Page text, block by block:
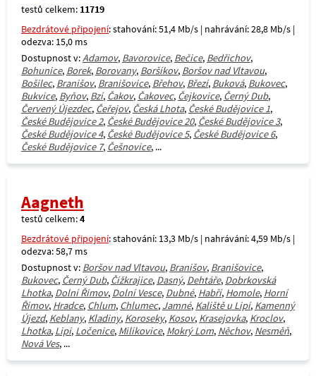
testů celkem: 11719
Bezdrátové připojení: stahování: 51,4 Mb/s | nahrávání: 28,8 Mb/s |
odezva: 15,0 ms
Dostupnost v:Adamov, Bavorovice, Bečice, Bedřichov,
Bohunice, Borek, Borovany, Boršíkov, Boršov nad Vltavou,
Bošilec, Branišov, Branišovice, Břehov, Březí, Buková, Bukovec,
Bukvice, Byňov, Bzí, Čakov, Čakovec, Čejkovice, Černý Dub,
Červený Újezdec, Čeřejov, Česká Lhota, České Budějovice 1,
České Budějovice 2, České Budějovice 20, České Budějovice 3,
České Budějovice 4, České Budějovice 5, České Budějovice 6,
České Budějovice 7, Češnovice, ...
Aagneth
testů celkem:4
Bezdrátové připojení: stahování: 13,3 Mb/s | nahrávání: 4,59 Mb/s |
odezva: 58,7 ms
Dostupnost v: Boršov nad Vltavou, Branišov, Branišovice,
Bukovec, Černý Dub, Čížkrajice, Dasný, Dehtáře, Dobrkovská
Lhotka, Dolní Římov, Dolní Vesce, Dubné, Habří, Homole, Horní
Římov, Hradce, Chlum, Chlumec, Jamné, Kaliště u Lipí, Kamenný
Újezd, Keblany, Kladiny, Koroseky, Kosov, Krasejovka, Kroclov,
Lhotka, Lipí, Ločenice, Milíkovice, Mokrý Lom, Něchov, Nesměň,
Nová Ves, ...